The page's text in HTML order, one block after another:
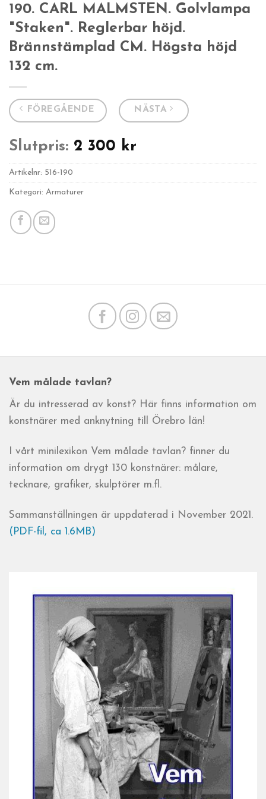
190. CARL MALMSTEN. Golvlampa
"Staken". Reglerbar höjd.
Brännstämplad CM. Högsta höjd
132 cm.
FÖREGÅENDE NÄSTA
Slutpris: 2 300 kr
Artikelnr: 516-190
Kategori: Armaturer
Vem målade tavlan?
Är du intresserad av konst? Här finns information om
konstnärer med anknytning till Örebro län!
I vårt minilexikon Vem målade tavlan? finner du
information om drygt 130 konstnärer: målare,
tecknare, grafiker, skulptörer m.fl.
Sammanställningen är uppdaterad i November 2021.
(PDF-fil, ca 1.6MB)